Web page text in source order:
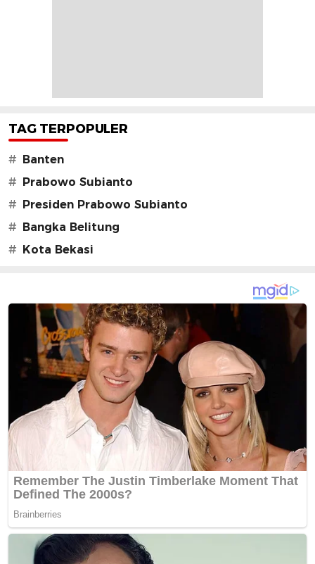
TAG TERPOPULER
#
Banten
#
Prabowo Subianto
#
Presiden Prabowo Subianto
#
Bangka Belitung
#
Kota Bekasi